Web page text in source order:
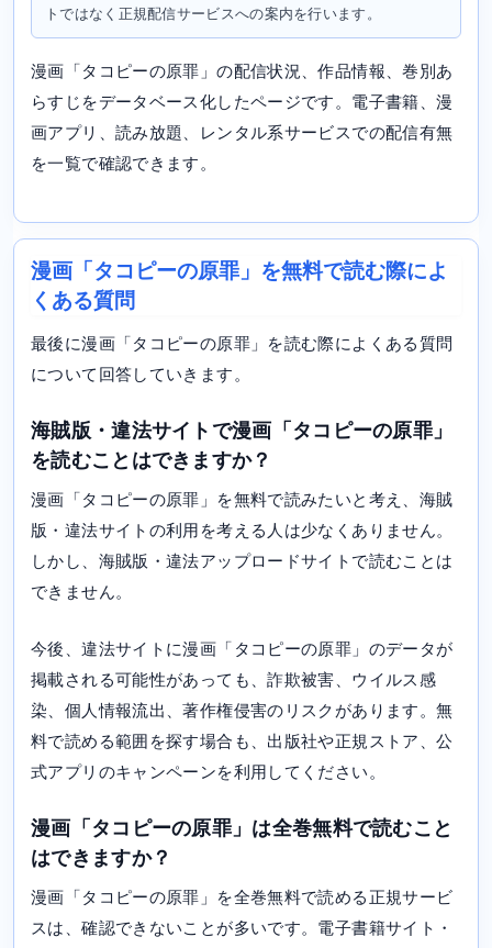
トではなく正規配信サービスへの案内を行います。
漫画「タコピーの原罪」の配信状況、作品情報、巻別あ
らすじをデータベース化したページです。電子書籍、漫
画アプリ、読み放題、レンタル系サービスでの配信有無
を一覧で確認できます。
漫画「タコピーの原罪」を無料で読む際によ
くある質問
最後に漫画「タコピーの原罪」を読む際によくある質問
について回答していきます。
海賊版・違法サイトで漫画「タコピーの原罪」
を読むことはできますか？
漫画「タコピーの原罪」を無料で読みたいと考え、海賊
版・違法サイトの利用を考える人は少なくありません。
しかし、海賊版・違法アップロードサイトで読むことは
できません。
今後、違法サイトに漫画「タコピーの原罪」のデータが
掲載される可能性があっても、詐欺被害、ウイルス感
染、個人情報流出、著作権侵害のリスクがあります。無
料で読める範囲を探す場合も、出版社や正規ストア、公
式アプリのキャンペーンを利用してください。
漫画「タコピーの原罪」は全巻無料で読むこと
はできますか？
漫画「タコピーの原罪」を全巻無料で読める正規サービ
スは、確認できないことが多いです。電子書籍サイト・